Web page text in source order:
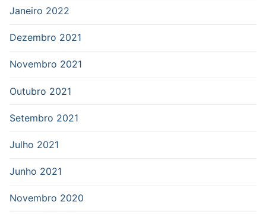
Janeiro 2022
Dezembro 2021
Novembro 2021
Outubro 2021
Setembro 2021
Julho 2021
Junho 2021
Novembro 2020